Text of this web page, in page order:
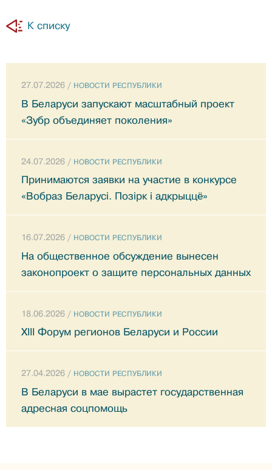
К списку
27.07.2026 / НОВОСТИ РЕСПУБЛИКИ
В Беларуси запускают масштабный проект
«Зубр объединяет поколения»
24.07.2026 / НОВОСТИ РЕСПУБЛИКИ
Принимаются заявки на участие в конкурсе
«Вобраз Беларусi. Позiрк i адкрыццё»
16.07.2026 / НОВОСТИ РЕСПУБЛИКИ
На общественное обсуждение вынесен
законопроект о защите персональных данных
18.06.2026 / НОВОСТИ РЕСПУБЛИКИ
XIII Форум регионов Беларуси и России
27.04.2026 / НОВОСТИ РЕСПУБЛИКИ
В Беларуси в мае вырастет государственная
адресная соцпомощь